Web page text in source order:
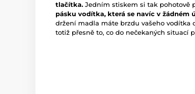
tlačítka. Jedním stiskem si tak pohotově
pásku vodítka, která se navíc v žádném
držení madla máte brzdu vašeho vodítka
totiž přesně to, co do nečekaných situací